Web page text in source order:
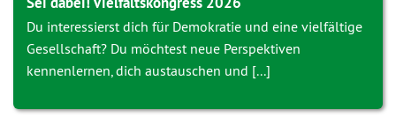
Du interessierst dich für Demokratie und eine vielfältige
Gesellschaft? Du möchtest neue Perspektiven
kennenlernen, dich austauschen und [...]